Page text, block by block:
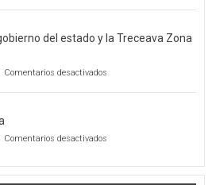
gobernador
estado,
Navarro
del estado y la Treceava Zona
Comentarios desactivadosen
Voluntario
Comentarios desactivadosen
Los